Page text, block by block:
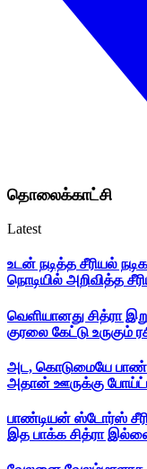
தொலைக்காட்சி
Latest
உடன் நடித்த சீரியல்
நொடியில் அறிவித்த
வெளியானது சித்ரா
குரலை கேட்டு உருகும்
அட, கொடுமையே
அதான் ஊருக்கு போய்ட்ட
பாண்டியன் ஸ்டோர்ஸ்
இத பாக்க சித்ரா